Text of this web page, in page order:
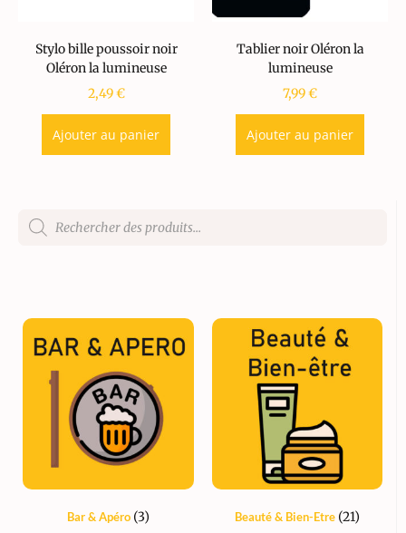
Bar & Apéro (3) Beauté & Bien-Etre (21)
Stylo bille poussoir noir
Oléron la lumineuse
2,49€
Ajouter au panier
Tablier noir Oléron la
lumineuse
7,99€
Ajouter au panier